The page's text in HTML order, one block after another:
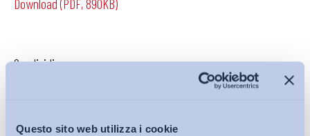
Questo sito web utilizza i cookie
Download (PDF, 890KB)
Condividi su: